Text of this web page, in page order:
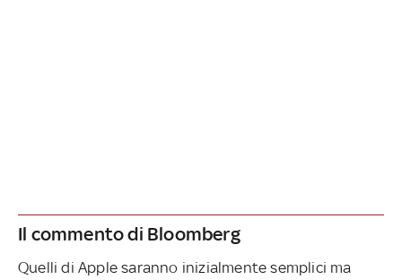
Il commento di Bloomberg
Quelli di Apple saranno inizialmente semplici ma